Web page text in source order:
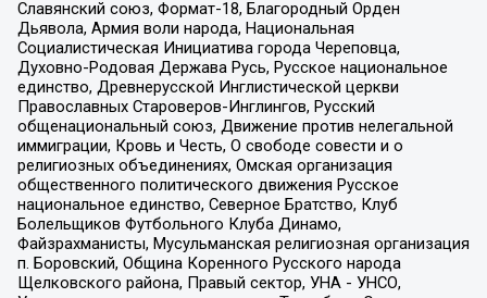
Славянский союз, Формат-18, Благородный Орден
Дьявола, Армия воли народа, Национальная
Социалистическая Инициатива города Череповца,
Духовно-Родовая Держава Русь, Русское национальное
единство, Древнерусской Инглистической церкви
Православных Староверов-Инглингов, Русский
общенациональный союз, Движение против нелегальной
иммиграции, Кровь и Честь, О свободе совести и о
религиозных объединениях, Омская организация
общественного политического движения Русское
национальное единство, Северное Братство, Клуб
Болельщиков Футбольного Клуба Динамо,
Файзрахманисты, Мусульманская религиозная организация
п. Боровский, Община Коренного Русского народа
Щелковского района, Правый сектор, УНА - УНСО,